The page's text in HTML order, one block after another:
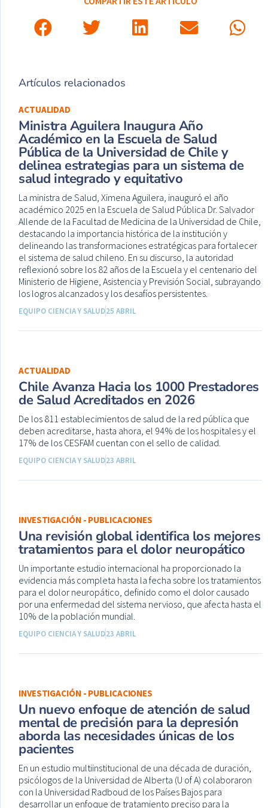
Artículos relacionados
ACTUALIDAD
Ministra Aguilera Inaugura Año
Académico en la Escuela de Salud
Pública de la Universidad de Chile y
delinea estrategias para un sistema de
salud integrado y equitativo
La ministra de Salud, Ximena Aguilera, inauguró el año
académico 2025 en la Escuela de Salud Pública Dr. Salvador
Allende de la Facultad de Medicina de la Universidad de Chile,
destacando la importancia histórica de la institución y
delineando las transformaciones estratégicas para fortalecer
el sistema de salud chileno. En su discurso, la autoridad
reflexionó sobre los 82 años de la Escuela y el centenario del
Ministerio de Higiene, Asistencia y Previsión Social, subrayando
los logros alcanzados y los desafíos persistentes.
EQUIPO CIENCIA Y SALUD25 ABRIL
ACTUALIDAD
Chile Avanza Hacia los 1000 Prestadores
de Salud Acreditados en 2026
De los 811 establecimientos de salud de la red pública que
deben acreditarse, hasta ahora, el 94% de los hospitales y el
17% de los CESFAM cuentan con el sello de calidad.
EQUIPO CIENCIA Y SALUD23 ABRIL
INVESTIGACIÓN - PUBLICACIONES
Una revisión global identifica los mejores
tratamientos para el dolor neuropático
Un importante estudio internacional ha proporcionado la
evidencia más completa hasta la fecha sobre los tratamientos
para el dolor neuropático, definido como el dolor causado
por una enfermedad del sistema nervioso, que afecta hasta el
10% de la población mundial.
EQUIPO CIENCIA Y SALUD23 ABRIL
INVESTIGACIÓN - PUBLICACIONES
Un nuevo enfoque de atención de salud
mental de precisión para la depresión
aborda las necesidades únicas de los
pacientes
En un estudio multiinstitucional de una década de duración,
psicólogos de la Universidad de Alberta (U of A) colaboraron
con la Universidad Radboud de los Países Bajos para
desarrollar un enfoque de tratamiento preciso para la